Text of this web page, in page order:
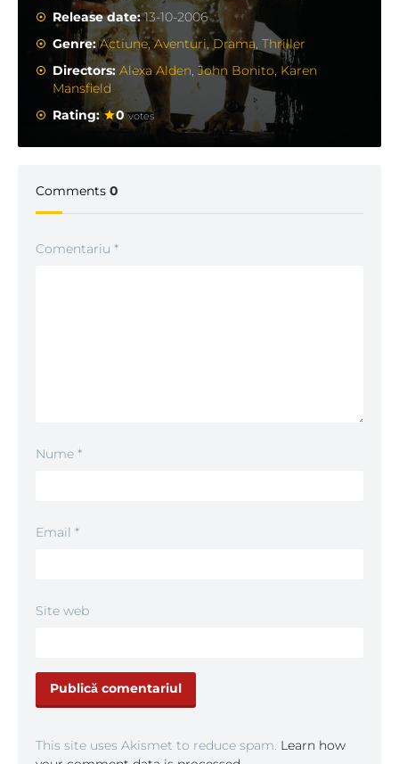
Release date:13-10-2006
Genre:Actiune,Aventuri,Drama,Thriller
Directors:Alexa Alden,John Bonito, Karen
Mansfield
Rating:
0 votes
Comments 0
Comentariu *
Nume *
Email *
Site web
This site uses Akismet to reduce spam. Learn how